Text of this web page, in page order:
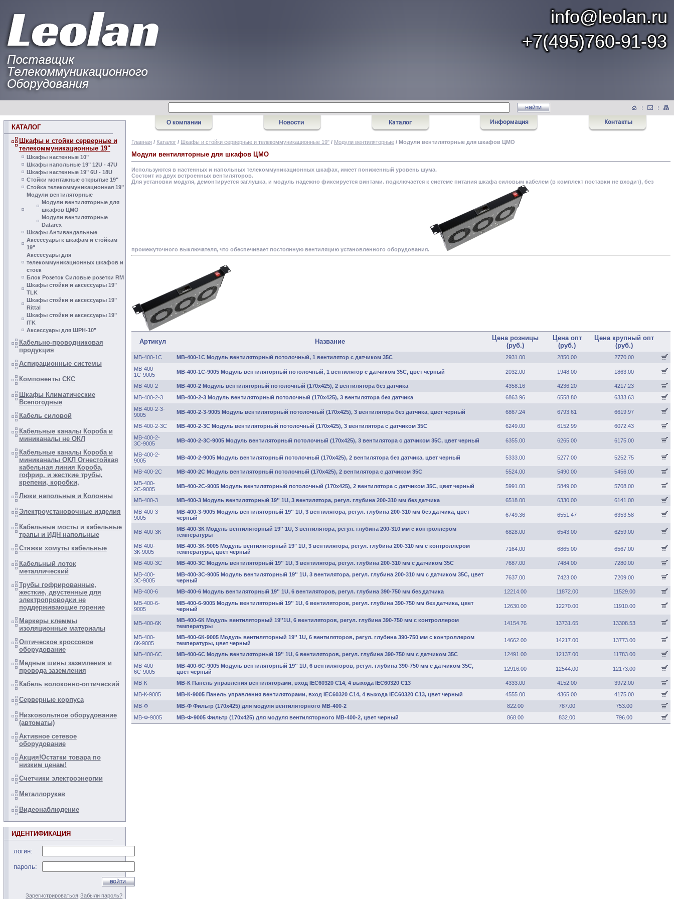
КАТАЛОГ
Шкафы и стойки серверные и
телекоммуникационные 19"
Шкафы настенные 10"
Шкафы напольные 19" 12U - 47U
Шкафы настенные 19" 6U - 18U
Стойки монтажные открытые 19"
Стойка телекоммуникационная 19"
Модули вентиляторные
Модули вентиляторные для
шкафов ЦМО
Модули вентиляторные
Datarex
Шкафы Антивандальные
Аксессуары к шкафам и стойкам
19"
Акссесуары для
телекоммуникационных шкафов и
cтоек
Блок Розеток Силовые розетки RM
Шкафы стойки и аксесcуары 19"
TLK
Шкафы стойки и аксессуары 19"
Rittal
Шкафы стойки и аксесcуары 19"
ITK
Аксессуары для ШРН-10"
Кабельно-проводниковая
продукция
Аспирационные системы
Компоненты СКС
Шкафы Климатические
Всепогодные
Кабель силовой
Кабельные каналы Короба и
миниканалы не ОКЛ
Кабельные каналы Короба и
миниканалы ОКЛ Огнестойкая
кабельная линия Короба,
гофрир. и жесткие трубы,
крепежи, коробки,
Люки напольные и Колонны
Электроустановочные изделия
Кабельные мосты и кабельные
трапы и ИДН напольные
Стяжки хомуты кабельные
Кабельный лоток
металлический
Трубы гофрированные,
жесткие, двустенные для
электропроводки не
поддерживающие горение
Маркеры клеммы
изоляционные материалы
Оптическое кроссовое
оборудование
Медные шины заземления и
провода заземления
Кабель волоконно-оптический
Серверные корпуса
Низковольтное оборудование
(автоматы)
Активное сетевое
оборудование
Акция!Остатки товара по
низким ценам!
Счетчики электроэнергии
Металлорукав
Видеонаблюдение
ИДЕНТИФИКАЦИЯ
логин:
пароль:
Зарегистрироваться Забыли пароль?
Главная / Каталог / Шкафы и стойки серверные и телекоммуникационные 19" / Модули вентиляторные / Модули вентиляторные для шкафов ЦМО
Модули вентиляторные для шкафов ЦМО
Используются в настенных и напольных телекоммуникационных шкафах, имеет пониженный уровень шума.
Состоит из двух встроенных вентиляторов.
Для установки модуля, демонтируется заглушка, и модуль надежно фиксируется винтами. подключается к системе питания шкафа силовым кабелем (в комплект поставки не входит), без
промежуточного выключателя, что обеспечивает постоянную вентиляцию установленного оборудования.
Артикул Название
Цена розницы
(руб.)
Цена опт
(руб.)
Цена крупный опт
(руб.)
МВ-400-1С МВ-400-1С Модуль вентиляторный потолочный, 1 вентилятор с датчиком 35С 2931.00 2850.00
2770.00
МВ-400-
1С-9005
МВ-400-1С-9005 Модуль вентиляторный потолочный, 1 вентилятор с датчиком 35С, цвет черный 2032.00 1948.00 1863.00
МВ-400-2 МВ-400-2 Модуль вентиляторный потолочный (170x425), 2 вентилятора без датчика 4358.16 4236.20
4217.23
МВ-400-2-3
МВ-400-2-3 Модуль вентиляторный потолочный (170x425), 3 вентилятора без датчика 6863.96 6558.80
6333.63
МВ-400-2-3-
9005
МВ-400-2-3-9005 Модуль вентиляторный потолочный (170x425), 3 вентилятора без датчика, цвет черный 6867.24 6793.61 6619.97
МВ-400-2-3С МВ-400-2-3С Модуль вентиляторный потолочный (170x425), 3 вентилятора с датчиком 35С 6249.00 6152.99
6072.43
МВ-400-2-
3С-9005
МВ-400-2-3С-9005 Модуль вентиляторный потолочный (170x425), 3 вентилятора с датчиком 35С, цвет черный 6355.00 6265.00 6175.00
МВ-400-2-
9005
МВ-400-2-9005 Модуль вентиляторный потолочный (170x425), 2 вентилятора без датчика, цвет черный 5333.00 5277.00 5252.75
МВ-400-2С МВ-400-2С Модуль вентиляторный потолочный (170x425), 2 вентилятора с датчиком 35С 5524.00 5490.00
5456.00
МВ-400-
2С-9005
МВ-400-2С-9005 Модуль вентиляторный потолочный (170x425), 2 вентилятора с датчиком 35С, цвет черный 5991.00 5849.00 5708.00
МВ-400-3 МВ-400-3 Модуль вентиляторный 19'' 1U, 3 вентилятора, регул. глубина 200-310 мм без датчика 6518.00 6330.00
6141.00
МВ-400-3-
9005
МВ-400-3-9005 Модуль вентиляторный 19'' 1U, 3 вентилятора, регул. глубина 200-310 мм без датчика, цвет
черный
6749.36 6551.47 6353.58
МВ-400-3К
МВ-400-3К Модуль вентиляторный 19'' 1U, 3 вентилятора, регул. глубина 200-310 мм с контроллером
температуры
6828.00 6543.00 6259.00
МВ-400-
3К-9005
МВ-400-3К-9005 Модуль вентиляторный 19" 1U, 3 вентилятора, регул. глубина 200-310 мм с контроллером
температуры, цвет черный
7164.00 6865.00 6567.00
МВ-400-3С МВ-400-3С Модуль вентиляторный 19'' 1U, 3 вентилятора, регул. глубина 200-310 мм с датчиком 35С 7687.00 7484.00
7280.00
МВ-400-
3С-9005
МВ-400-3С-9005 Модуль вентиляторный 19'' 1U, 3 вентилятора, регул. глубина 200-310 мм с датчиком 35С, цвет
черный
7637.00 7423.00 7209.00
МВ-400-6 МВ-400-6 Модуль вентиляторный 19'' 1U, 6 вентиляторов, регул. глубина 390-750 мм без датчика 12214.00 11872.00
11529.00
МВ-400-6-
9005
МВ-400-6-9005 Модуль вентиляторный 19'' 1U, 6 вентиляторов, регул. глубина 390-750 мм без датчика, цвет
черный
12630.00 12270.00 11910.00
МВ-400-6К
МВ-400-6К Модуль вентиляторный 19''1U, 6 вентиляторов, регул. глубина 390-750 мм с контроллером
температуры
14154.76 13731.65 13308.53
МВ-400-
6К-9005
МВ-400-6К-9005 Модуль вентиляторный 19'' 1U, 6 вентиляторов, регул. глубина 390-750 мм с контроллером
температуры, цвет черный
14662.00 14217.00 13773.00
МВ-400-6С МВ-400-6С Модуль вентиляторный 19'' 1U, 6 вентиляторов, регул. глубина 390-750 мм с датчиком 35С 12491.00 12137.00
11783.00
МВ-400-
6С-9005
МВ-400-6С-9005 Модуль вентиляторный 19'' 1U, 6 вентиляторов, регул. глубина 390-750 мм с датчиком 35С,
цвет черный
12916.00 12544.00 12173.00
МВ-К МВ-К Панель управления вентиляторами, вход IEC60320 C14, 4 выхода IEC60320 C13 4333.00 4152.00
3972.00
МВ-К-9005
МВ-К-9005 Панель управления вентиляторами, вход IEC60320 C14, 4 выхода IEC60320 C13, цвет черный 4555.00 4365.00
4175.00
МВ-Ф
МВ-Ф Фильтр (170x425) для модуля вентиляторного МВ-400-2 822.00 787.00
753.00
МВ-Ф-9005
МВ-Ф-9005 Фильтр (170x425) для модуля вентиляторного МВ-400-2, цвет черный 868.00 832.00 796.00